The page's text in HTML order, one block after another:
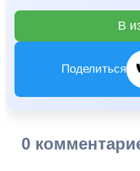
В
Поделиться
0